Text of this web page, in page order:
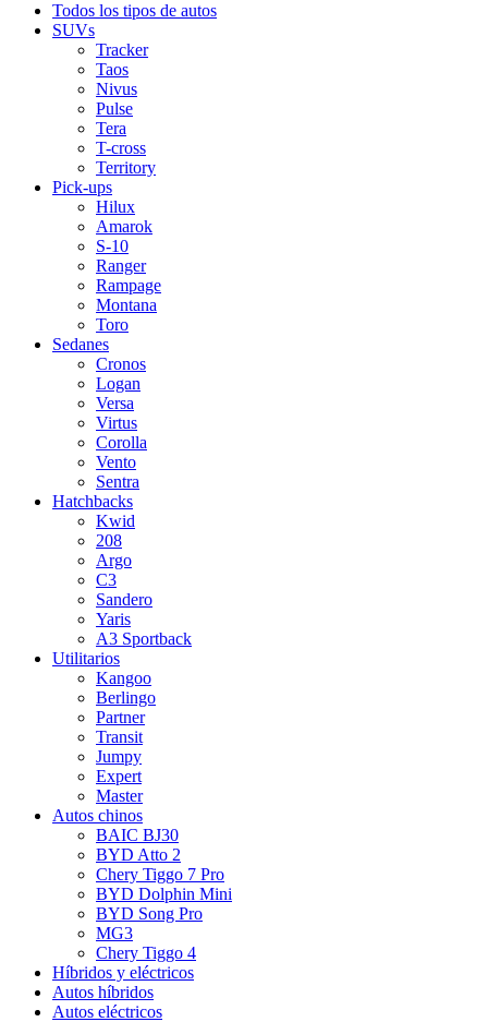
Todos los tipos de autos
SUVs
Tracker
Taos
Nivus
Pulse
Tera
T-cross
Territory
Pick-ups
Hilux
Amarok
S-10
Ranger
Rampage
Montana
Toro
Sedanes
Cronos
Logan
Versa
Virtus
Corolla
Vento
Sentra
Hatchbacks
Kwid
208
Argo
C3
Sandero
Yaris
A3 Sportback
Utilitarios
Kangoo
Berlingo
Partner
Transit
Jumpy
Expert
Master
Autos chinos
BAIC BJ30
BYD Atto 2
Chery Tiggo 7 Pro
BYD Dolphin Mini
BYD Song Pro
MG3
Chery Tiggo 4
Híbridos y eléctricos
Autos híbridos
Autos eléctricos